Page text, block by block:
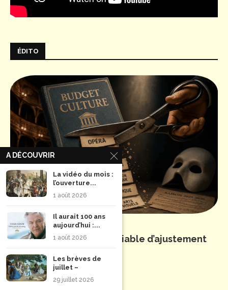
ÉDITO
Édito d’août –
La culture, éternelle variable d’ajustement
1 août 2026
A DÉCOUVRIR
La vidéo du mois :
l’ouverture...
1 août 2026
Il aurait 100 ans
aujourd’hui :...
1 août 2026
Les brèves de
juillet –
29 juillet 2026